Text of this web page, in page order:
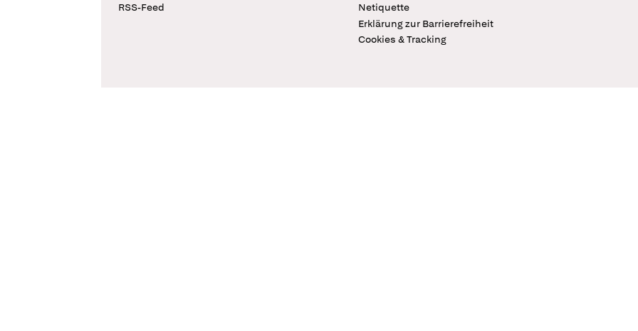
RSS-Feed
Netiquette
Erklärung zur Barrierefreiheit
Cookies & Tracking